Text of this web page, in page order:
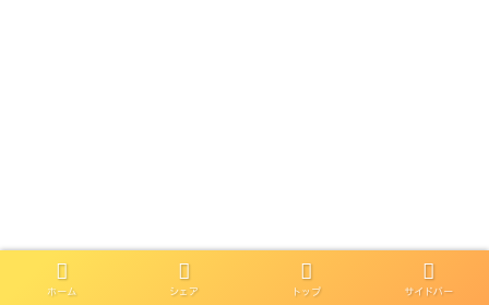
ホーム シェア トップ サイドバー